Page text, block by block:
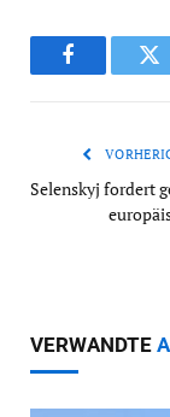
Facebook
Selenskyj fordert
VERWANDTE